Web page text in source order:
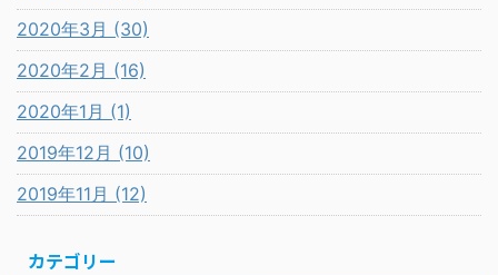
2020年3月 (30)
2020年2月 (16)
2020年1月 (1)
2019年12月 (10)
2019年11月 (12)
カテゴリー